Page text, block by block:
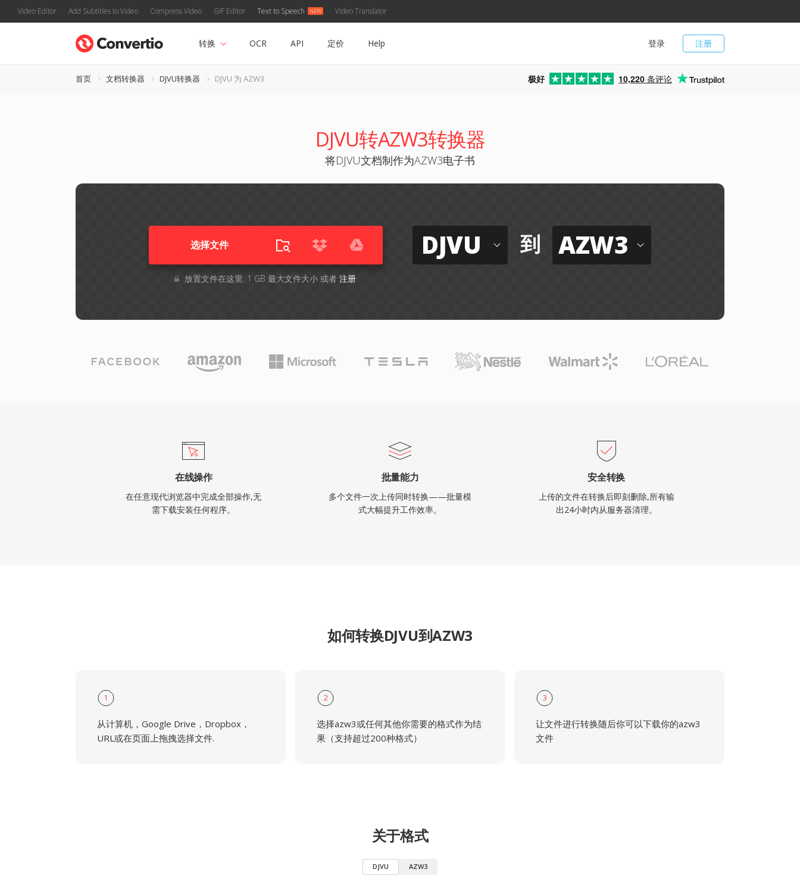
Video Editor Add Subtitles to Video Compress Video GIF Editor Text to Speech Video Translator
注册
登录
转换 OCR API 定价 Help
首页 文档转换器 DJVU转换器 DJVU 为 AZW3 极好 10,220 条评论
DJVU转AZW3转换器
将DJVU文档制作为AZW3电子书
选择文件
放置文件在这里. 1 GB 最大文件大小 或者 注册
DJVU 到 AZW3
在线操作
在任意现代浏览器中完成全部操作,无
需下载安装任何程序。
批量能力
多个文件一次上传同时转换——批量模
式大幅提升工作效率。
安全转换
上传的文件在转换后即刻删除,所有输
出24小时内从服务器清理。
如何转换DJVU到AZW3
1
从计算机，Google Drive，Dropbox，
URL或在页面上拖拽选择文件.
2
选择azw3或任何其他你需要的格式作为结
果（支持超过200种格式）
3
让文件进行转换随后你可以下载你的azw3
文件
关于格式
DJVU AZW3